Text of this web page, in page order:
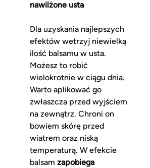
nawilżone usta
Dla uzyskania najlepszych
efektów wetrzyj niewielką
ilość balsamu w usta.
Możesz to robić
wielokrotnie w ciągu dnia.
Warto aplikować go
zwłaszcza przed wyjściem
na zewnątrz. Chroni on
bowiem skórę przed
wiatrem oraz niską
temperaturą. W efekcie
balsam zapobiega